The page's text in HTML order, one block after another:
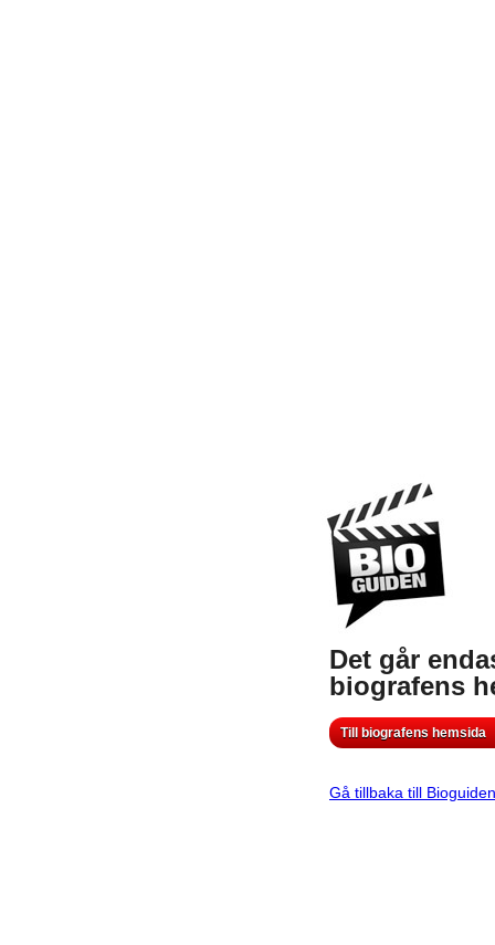
Det går
biografens
Till biografens hemsida
Gå tillbaka till Bioguiden